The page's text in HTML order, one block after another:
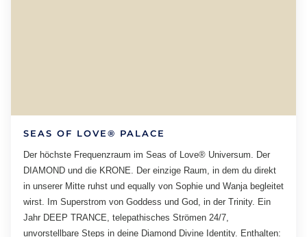
SEAS OF LOVE® PALACE
Der höchste Frequenzraum im Seas of Love® Universum. Der
DIAMOND und die KRONE. Der einzige Raum, in dem du direkt
in unserer Mitte ruhst und equally von Sophie und Wanja begleitet
wirst. Im Superstrom von Goddess und God, in der Trinity. Ein
Jahr DEEP TRANCE, telepathisches Strömen 24/7,
unvorstellbare Steps in deine Diamond Divine Identity. Enthalten: